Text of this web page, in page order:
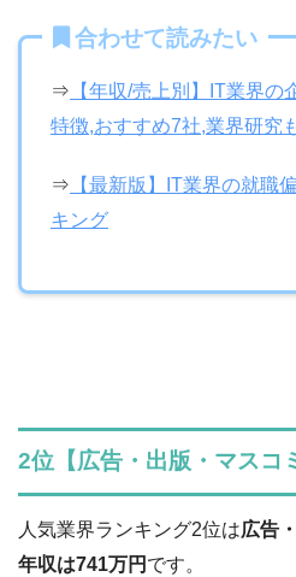
合わせて読みたい
⇒ 【年収/売上別】IT業界の
特徴,おすすめ7社,業界研究
⇒ 【最新版】IT業界の就職
キング
2位【広告・出版・マスコ
人気業界ランキング2位は広告
年収は741万円 です。